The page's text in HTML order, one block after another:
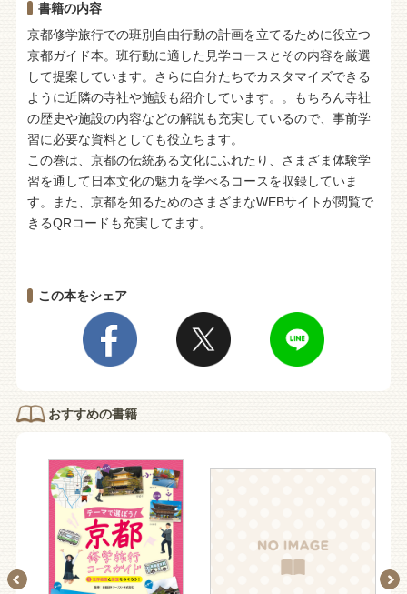
書籍の内容
京都修学旅行での班別自由行動の計画を立てるために役立つ
京都ガイド本。班行動に適した見学コースとその内容を厳選
して提案しています。さらに自分たちでカスタマイズできる
ように近隣の寺社や施設も紹介しています。。もちろん寺社
の歴史や施設の内容などの解説も充実しているので、事前学
習に必要な資料としても役立ちます。
この巻は、京都の伝統ある文化にふれたり、さまざま体験学
習を通して日本文化の魅力を学べるコースを収録していま
す。また、京都を知るためのさまざまなWEBサイトが閲覧で
きるQRコードも充実してます。
この本をシェア
おすすめの書籍